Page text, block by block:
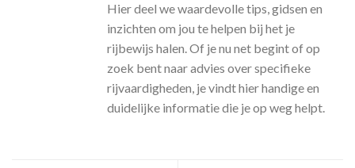
Hier deel we waardevolle tips, gidsen en
inzichten om jou te helpen bij het je
rijbewijs halen. Of je nu net begint of op
zoek bent naar advies over specifieke
rijvaardigheden, je vindt hier handige en
duidelijke informatie die je op weg helpt.